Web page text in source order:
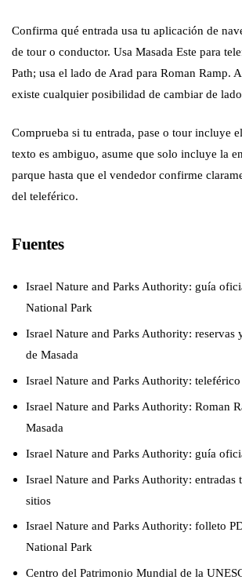
Confirma qué entrada usa tu aplicación de
de tour o conductor. Usa Masada Este para
Path; usa el lado de Arad para Roman Ramp.
existe cualquier posibilidad de cambiar de
Comprueba si tu entrada, pase o tour incluye
texto es ambiguo, asume que solo incluye la
parque hasta que el vendedor confirme
del teleférico.
Fuentes
Israel Nature and Parks Authority: guía
National Park
Israel Nature and Parks Authority: reservas
de Masada
Israel Nature and Parks Authority: teleférico
Israel Nature and Parks Authority: Roman
Masada
Israel Nature and Parks Authority: guía
Israel Nature and Parks Authority: entradas
sitios
Israel Nature and Parks Authority: folleto
National Park
Centro del Patrimonio Mundial de la